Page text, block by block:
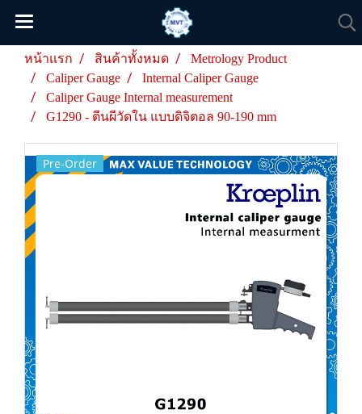
หน้าแรก สินค้าทั้งหมด
Metrology Product
Caliper Gauge
Internal Caliper Gauge
Caliper Gauge Internal measurement
G1290 - ตีนผีวัดใน แบบดิจิตอล 90-190 mm
Pre-Order